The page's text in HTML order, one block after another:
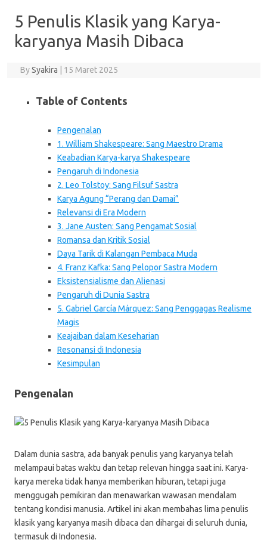
5 Penulis Klasik yang Karya-
karyanya Masih Dibaca
BySyakira 15 Maret 2025
Table of Contents
Pengenalan
1. William Shakespeare: Sang Maestro Drama
Keabadian Karya-karya Shakespeare
Pengaruh di Indonesia
2. Leo Tolstoy: Sang Filsuf Sastra
Karya Agung “Perang dan Damai”
Relevansi di Era Modern
3. Jane Austen: Sang Pengamat Sosial
Romansa dan Kritik Sosial
Daya Tarik di Kalangan Pembaca Muda
4. Franz Kafka: Sang Pelopor Sastra Modern
Eksistensialisme dan Alienasi
Pengaruh di Dunia Sastra
5. Gabriel García Márquez: Sang Penggagas Realisme
Magis
Keajaiban dalam Keseharian
Resonansi di Indonesia
Kesimpulan
Pengenalan
Dalam dunia sastra, ada banyak penulis yang karyanya telah
melampaui batas waktu dan tetap relevan hingga saat ini. Karya-
karya mereka tidak hanya memberikan hiburan, tetapi juga
menggugah pemikiran dan menawarkan wawasan mendalam
tentang kondisi manusia. Artikel ini akan membahas lima penulis
klasik yang karyanya masih dibaca dan dihargai di seluruh dunia,
termasuk di Indonesia.